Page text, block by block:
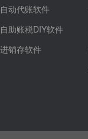
自动代账软件
自助账税DIY软件
进销存软件